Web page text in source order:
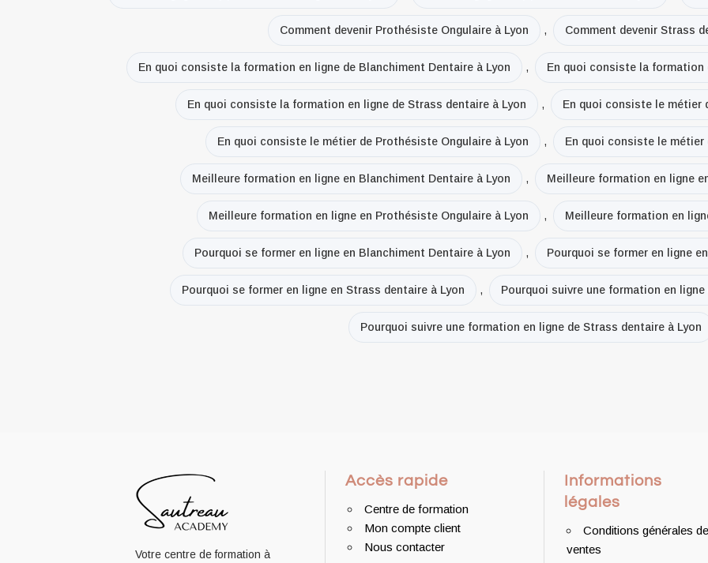
Comment devenir Prothésiste Ongulaire à Lyon , Comment devenir Strass
En quoi consiste la formation en ligne de Blanchiment Dentaire à Lyon , En quoi consiste la formation
En quoi consiste la formation en ligne de Strass dentaire à Lyon , En quoi consiste le métier
En quoi consiste le métier de Prothésiste Ongulaire à Lyon , En quoi consiste le métier
Meilleure formation en ligne en Blanchiment Dentaire à Lyon , Meilleure formation en ligne
Meilleure formation en ligne en Prothésiste Ongulaire à Lyon , Meilleure formation en
Pourquoi se former en ligne en Blanchiment Dentaire à Lyon , Pourquoi se former en ligne
Pourquoi se former en ligne en Strass dentaire à Lyon , Pourquoi suivre une formation en
Pourquoi suivre une formation en ligne de Strass dentaire à Lyon
Votre centre de formation à
Accès rapide
Centre de formation
Mon compte client
Nous contacter
Informations
légales
Conditions générales de
ventes